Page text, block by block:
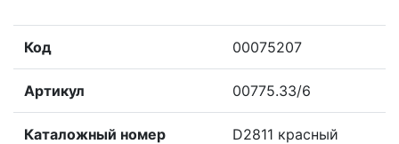
Код 00075207
Артикул 00775.33/6
Каталожный номер D2811 красный